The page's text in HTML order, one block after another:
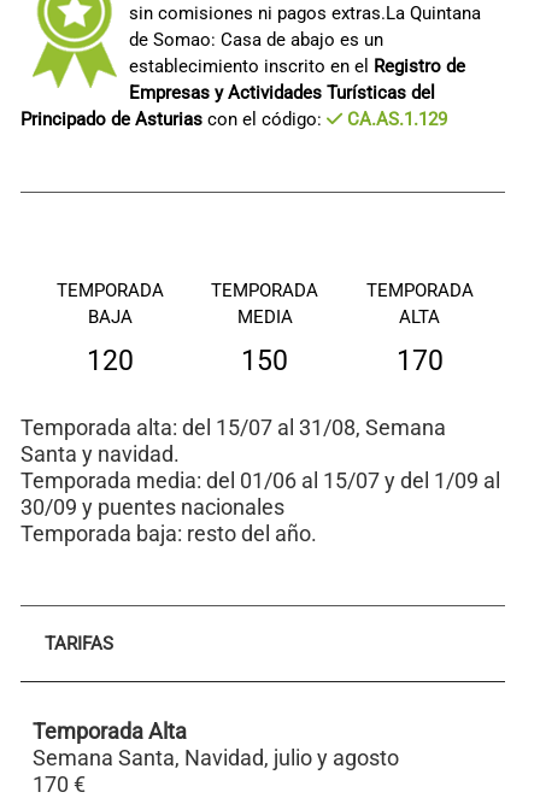
sin comisiones ni pagos extras.La Quintana
de Somao: Casa de abajo es un
establecimiento inscrito en el Registro de
Empresas y Actividades Turísticas del
Principado de Asturias con el código: CA.AS.1.129
TEMPORADA
BAJA
120
TEMPORADA
MEDIA
150
TEMPORADA
ALTA
170
Temporada alta: del 15/07 al 31/08, Semana
Santa y navidad.
Temporada media: del 01/06 al 15/07 y del 1/09 al
30/09 y puentes nacionales
Temporada baja: resto del año.
TARIFAS
Temporada Alta
Semana Santa, Navidad, julio y agosto
170 €